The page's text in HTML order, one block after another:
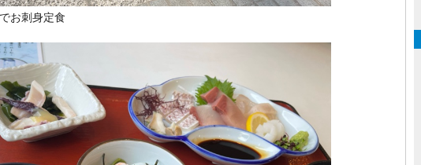
お刺身定食